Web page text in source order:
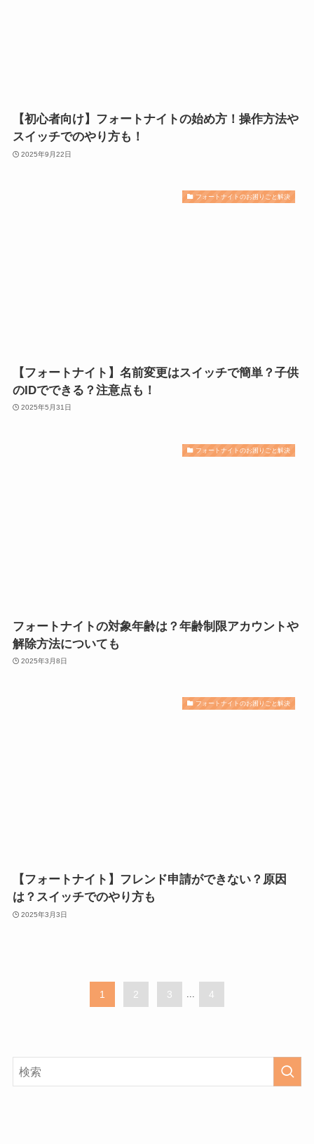
【初心者向け】フォートナイトの始め方！操作方法や
スイッチでのやり方も！
2025年9月22日
フォートナイトのお困りごと解決
【フォートナイト】名前変更はスイッチで簡単？子供
のIDでできる？注意点も！
2025年5月31日
フォートナイトのお困りごと解決
フォートナイトの対象年齢は？年齢制限アカウントや
解除方法についても
2025年3月8日
フォートナイトのお困りごと解決
【フォートナイト】フレンド申請ができない？原因
は？スイッチでのやり方も
2025年3月3日
1 2 3 ... 4